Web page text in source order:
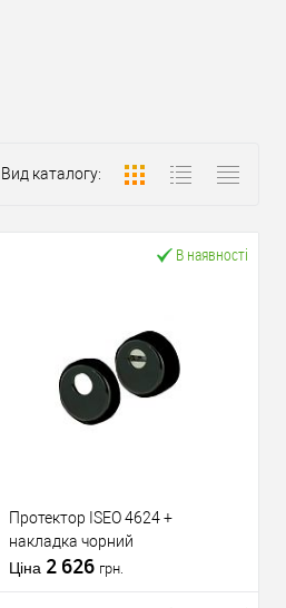
Вид каталогу:
В наявності
Протектор ISEO 4624 +
накладка чорний
Ціна 2 626 грн.